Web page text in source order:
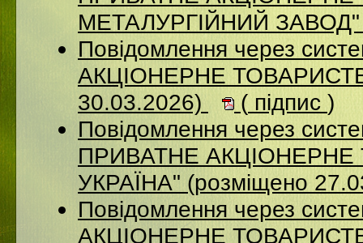
МЕТАЛУРГІЙНИЙ ЗАВОД"
Повідомлення через
АКЦІОНЕРНЕ
30.03.2026)
( підпис )
Повідомлення через
ПРИВАТНЕ
УКРАЇНА" (розміщено
Повідомлення через
АКЦІОНЕРНЕ